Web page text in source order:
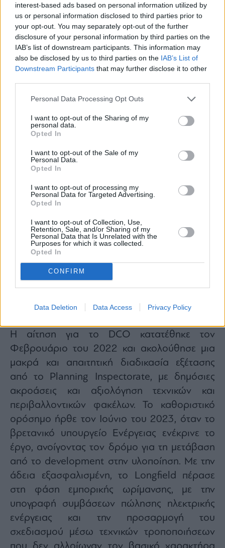
interest-based ads based on personal information utilized by
us or personal information disclosed to third parties prior to
your opt-out. You may separately opt-out of the further
disclosure of your personal information by third parties on the
IAB’s list of downstream participants. This information may
also be disclosed by us to third parties on the IAB’s List of
Downstream Participants that may further disclose it to other
Personal Data Processing Opt Outs
I want to opt-out of the Sharing of my
personal data.
Opted In
I want to opt-out of the Sale of my
Personal Data.
Opted In
I want to opt-out of processing my
Personal Data for Targeted Advertising.
Opted In
I want to opt-out of Collection, Use,
Retention, Sale, and/or Sharing of my
Personal Data that Is Unrelated with the
Purposes for which it was collected.
Opted In
CONFIRM
Data Deletion Data Access Privacy Policy
To μέγεθος του Longfield οδήγησε στην
Significant Infrastructure Project, κάτι που
σήμαινε ότι δεν αρκούσε μια τοπική άδεια,
αλλά απαιτούνταν Development Consent
Order από την κεντρική κυβέρνηση.
Συνολικά, εκτιμάται ότι το φωτοβολταϊκό
πάρκο Longfield θα παράγει επαρκή ενέργεια
για την κάλυψη των αναγκών περίπου
παράλληλα στην αποφυγή εκπομπών περίπου
Η αίτηση για το DCO κατατέθηκε τον
Φεβρουάριο του 2022 και ακολούθησε μια
μακρά και απαιτητική διαδικασία εξέτασης
από το Planning Inspectorate, με δημόσιες
ακροάσεις και αξιολόγηση τεχνικών και
περιβαλλοντικών φακέλων. Το καθοριστικό
ορόσημο ήρθε τον Ιούνιο του 2023, όταν το
βρετανικό υπουργείο Ενέργειας ενέκρινε το
έργο, ανοίγοντας τον δρόμο για τη μετάβαση
από το development στην υλοποίηση. Με την
άδεια εξασφαλισμένη, το Longfield πέρασε
στη φάση εμπορικής ωρίμανσης, με την
υπογραφή συμβάσεων πώλησης ηλεκτρικής
ενέργειας και την προσαρμογή του
σχεδιασμού μέσω τεχνικών τροποποιήσεων